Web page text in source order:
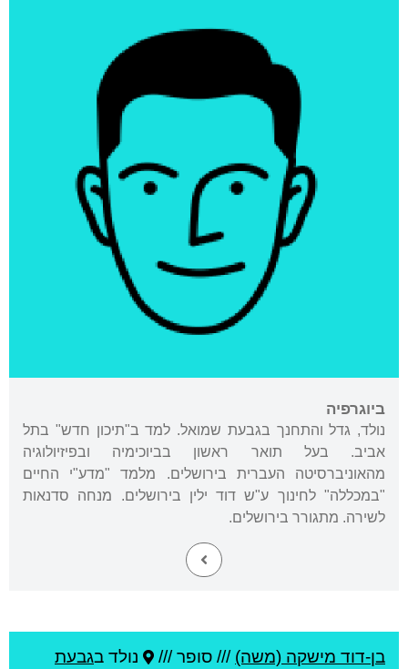
ביוגרפיה
נולד, גדל והתחנך בגבעת שמואל. למד ב"תיכון חדש" בתל
אביב. בעל תואר ראשון בביוכימיה ובפיזיולוגיה
מהאוניברסיטה העברית בירושלים. מלמד "מדע"י החיים
"במכללה" לחינוך ע"ש דוד ילין בירושלים. מנחה סדנאות
לשירה. מתגורר בירושלים.
בן-דוד מישקה (משה) /// סופר /// נולד בגבעת